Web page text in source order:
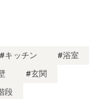
#キッチン
#浴室
#玄関
段